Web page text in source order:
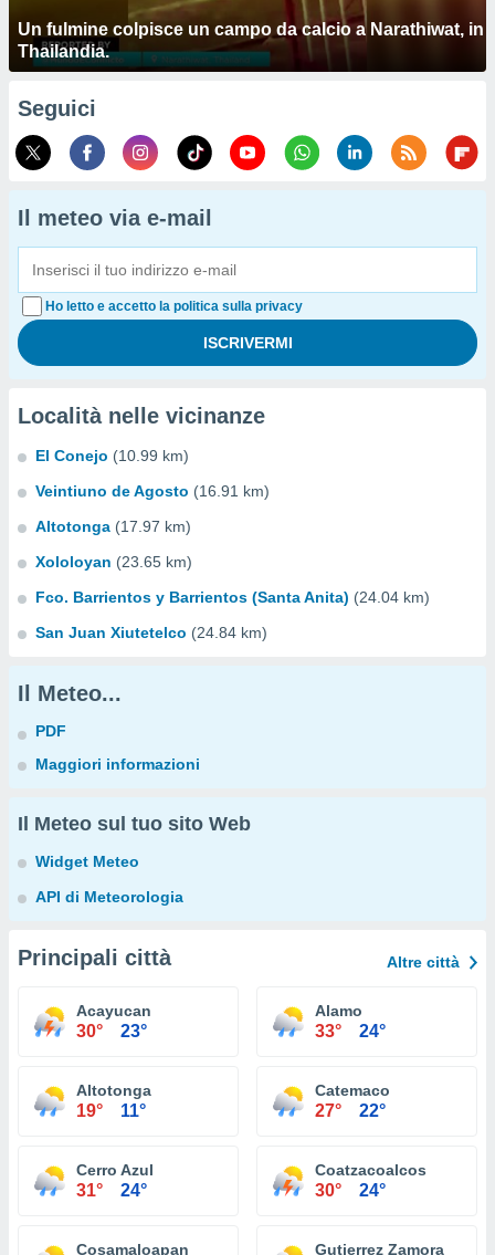
Un fulmine colpisce un campo da calcio a Narathiwat, in
Thailandia.
Seguici
Il meteo via e-mail
Ho letto e accetto la politica sulla privacy
Località nelle vicinanze
El Conejo (10.99 km)
Veintiuno de Agosto (16.91 km)
Altotonga (17.97 km)
Xololoyan (23.65 km)
Fco. Barrientos y Barrientos (Santa Anita) (24.04 km)
San Juan Xiutetelco (24.84 km)
Il Meteo...
PDF
Maggiori informazioni
Il Meteo sul tuo sito Web
Widget Meteo
API di Meteorologia
Principali città Altre città
Acayucan
30° 23°
Alamo
33° 24°
Altotonga
19° 11°
Catemaco
27° 22°
Cerro Azul
31° 24°
Coatzacoalcos
30° 24°
Cosamaloapan Gutierrez Zamora